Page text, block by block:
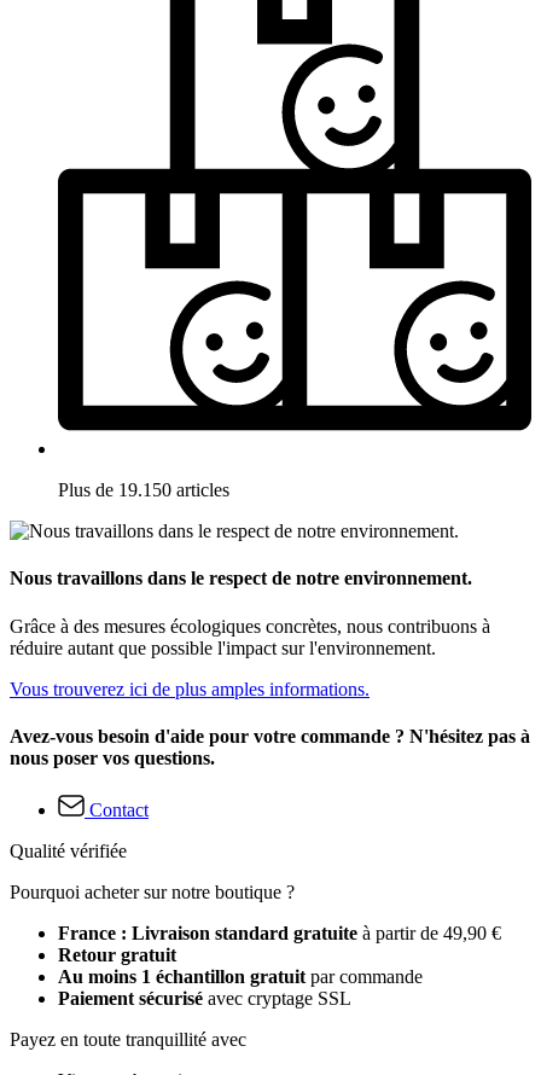
Plus de 19.150 articles
Nous travaillons dans le respect de notre environnement.
Grâce à des mesures écologiques concrètes, nous contribuons à
réduire autant que possible l'impact sur l'environnement.
Vous trouverez ici de plus amples informations.
Avez-vous besoin d'aide pour votre commande ? N'hésitez pas à
nous poser vos questions.
Contact
Qualité vérifiée
Pourquoi acheter sur notre boutique ?
France : Livraison standard gratuite à partir de 49,90 €
Retour gratuit
Au moins 1 échantillon gratuit par commande
Paiement sécurisé avec cryptage SSL
Payez en toute tranquillité avec